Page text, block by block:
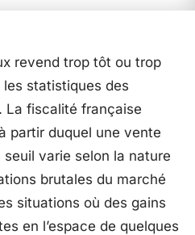
revend trop tôt ou trop
statistiques des
La fiscalité française
partir duquel une vente
varie selon la nature
brutales du marché
situations où des gains
en l’espace de quelques